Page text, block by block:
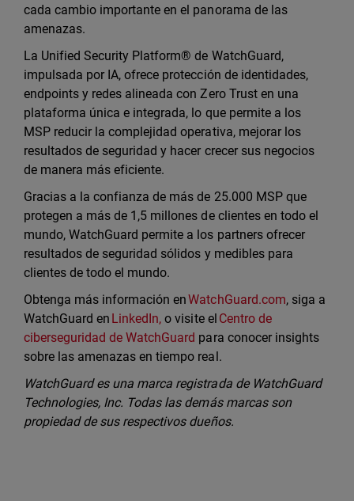
cada cambio importante en el panorama de las
amenazas.
La Unified Security Platform® de WatchGuard,
impulsada por IA, ofrece protección de identidades,
endpoints y redes alineada con Zero Trust en una
plataforma única e integrada, lo que permite a los
MSP reducir la complejidad operativa, mejorar los
resultados de seguridad y hacer crecer sus negocios
de manera más eficiente.
Gracias a la confianza de más de 25.000 MSP que
protegen a más de 1,5 millones de clientes en todo el
mundo, WatchGuard permite a los partners ofrecer
resultados de seguridad sólidos y medibles para
clientes de todo el mundo.
Obtenga más información enWatchGuard.com, siga a
WatchGuard en LinkedIn, o visite el Centro de
ciberseguridad de WatchGuard para conocer insights
sobre las amenazas en tiempo real.
WatchGuard es una marca registrada de WatchGuard
Technologies, Inc. Todas las demás marcas son
propiedad de sus respectivos dueños.